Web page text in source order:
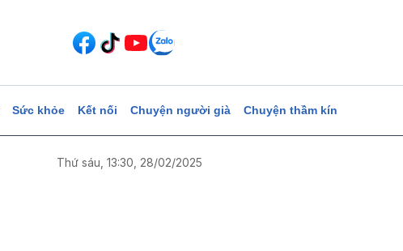
Sức khỏe Kết nối Chuyện người già Chuyện thầm kín
Thứ sáu, 13:30, 28/02/2025